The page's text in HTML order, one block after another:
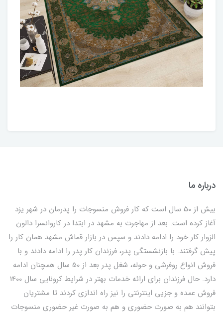
درباره ما
بیش از 50 سال است که کار فروش منسوجات را پدرمان در شهر یزد
آغاز کرده است. بعد از مهاجرت به مشهد در ابتدا در کاروانسرا دالون
الزوار کار خود را ادامه دادند و سپس در بازار قماش مشهد همان کار را
پیش گرفتند. با بازنشستگی پدر، فرزندان کار پدر را ادامه دادند و با
فروش انواع روفرشی و حوله، شغل پدر بعد از 50 سال همچنان ادامه
دارد. حال فرزندان برای ارائه خدمات بهتر در شرایط کرونایی سال 1400
فروش عمده و جزیی اینترنتی را نیز راه اندازی کردند تا مشتریان
بتوانند هم به صورت حضوری و هم به صورت غیر حضوری منسوجات